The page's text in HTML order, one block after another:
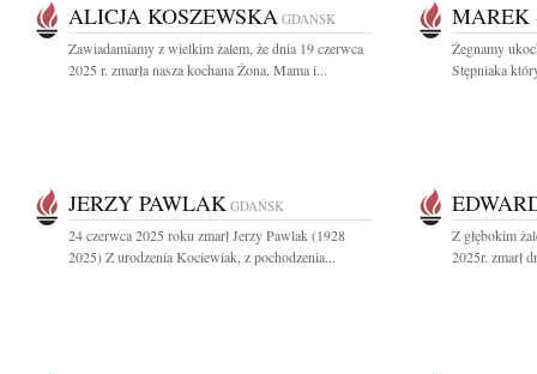
ALICJA KOSZEWSKA GDAŃSK
Zawiadamiamy z wielkim żalem, że dnia 19 czerwca
2025 r. zmarła nasza kochana Żona, Mama i...
MAREK
Żegnamy
Stępniaka
JERZY PAWLAK GDAŃSK
24 czerwca 2025 roku zmarł Jerzy Pawlak (1928
2025) Z urodzenia Kociewiak, z pochodzenia...
Z głębokim
2025r. zmarł